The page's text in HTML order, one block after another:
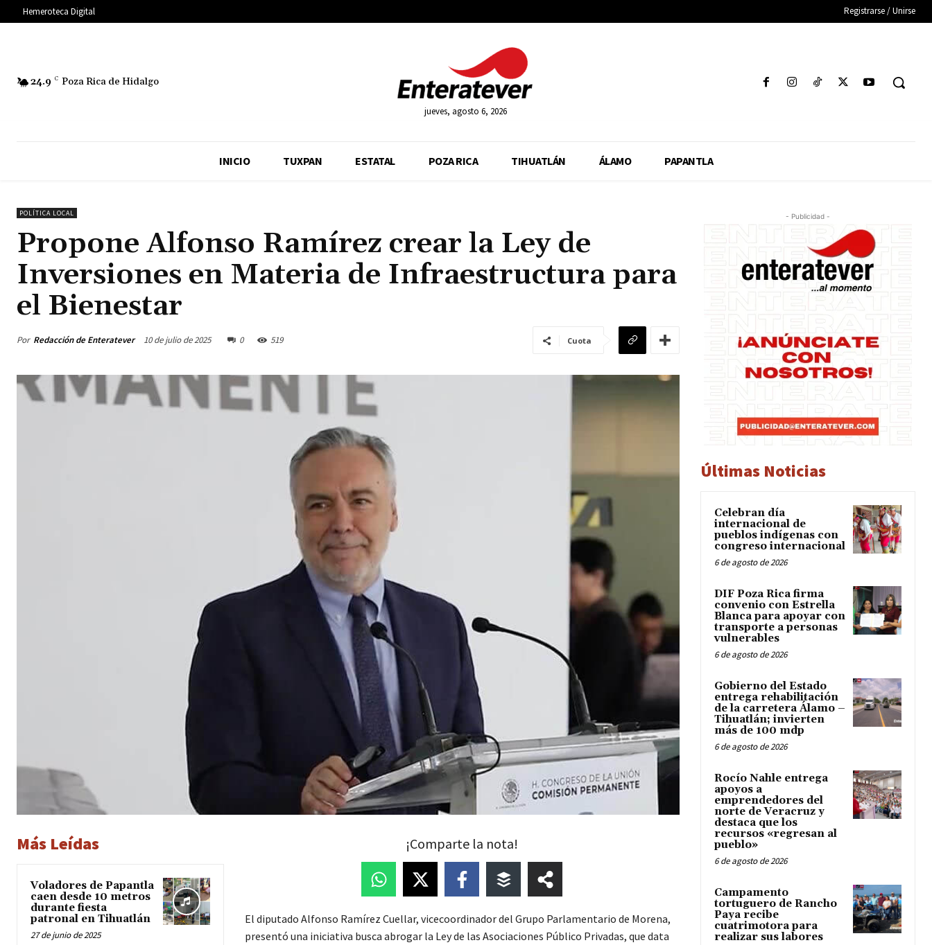
Hemeroteca Digital Registrarse / Unirse
24.9 C Poza Rica de Hidalgo
jueves, agosto 6, 2026
INICIO TUXPAN ESTATAL POZA RICA TIHUATLÁN ÁLAMO PAPANTLA
POLÍTICA LOCAL
Propone Alfonso Ramírez crear la Ley de
Inversiones en Materia de Infraestructura para
el Bienestar
Por Redacción de Enteratever 10 de julio de 2025 0 519 Cuota
Más Leídas
Voladores de Papantla
caen desde 10 metros
durante fiesta
patronal en Tihuatlán
27 de junio de 2025
¡Comparte la nota!
El diputado Alfonso Ramírez Cuellar, vicecoordinador del Grupo Parlamentario de Morena,
presentó una iniciativa busca abrogar la Ley de las Asociaciones Público Privadas, que data
- Publicidad -
Últimas Noticias
Celebran día
internacional de
pueblos indígenas con
congreso internacional
6 de agosto de 2026
DIF Poza Rica firma
convenio con Estrella
Blanca para apoyar con
transporte a personas
vulnerables
6 de agosto de 2026
Gobierno del Estado
entrega rehabilitación
de la carretera Álamo –
Tihuatlán; invierten
más de 100 mdp
6 de agosto de 2026
Rocío Nahle entrega
apoyos a
emprendedores del
norte de Veracruz y
destaca que los
recursos «regresan al
pueblo»
6 de agosto de 2026
Campamento
tortuguero de Rancho
Paya recibe
cuatrimotora para
realizar sus labores